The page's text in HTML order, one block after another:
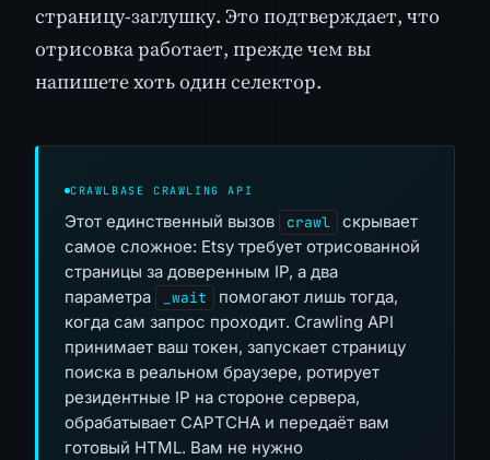
страницу-заглушку. Это подтверждает, что
отрисовка работает, прежде чем вы
напишете хоть один селектор.
CRAWLBASE CRAWLING API
Этот единственный вызов crawl
скрывает
самое сложное: Etsy требует отрисованной
страницы за доверенным IP, а два
параметра
_wait
помогают лишь тогда,
когда сам запрос проходит. Crawling API
принимает ваш токен, запускает страницу
поиска в реальном браузере, ротирует
резидентные IP на стороне сервера,
обрабатывает CAPTCHA и передаёт вам
готовый HTML. Вам не нужно